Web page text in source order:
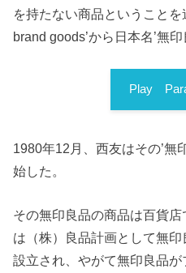
を持たない商品ということ
brand goods’から日本名’無印
Play
1980年12月、西友はその’無
始した。
その無印良品の商品は百貨
は（株）良品計画として無
設立され、やがて無印良品